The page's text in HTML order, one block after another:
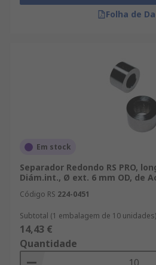
Folha de
Em stock
Separador Redondo RS PRO,
Diám.int., Ø ext. 6 mm OD, de
Código RS 224-0451
Subtotal (1 embalagem de 10 unidades)
14,43 €
Quantidade